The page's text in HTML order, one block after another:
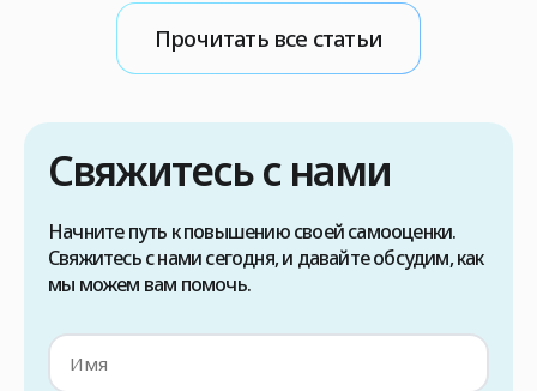
противном случае существует риск передачи
вируса во время операции. Поэтому, если вы
рассматриваете возможность пересадки
с вашим лечащим врачом, чтобы […]
Прочитать все статьи
Свяжитесь с нами
Начните путь к повышению своей самооценки.
Свяжитесь с нами сегодня, и давайте обсудим, как
мы можем вам помочь.